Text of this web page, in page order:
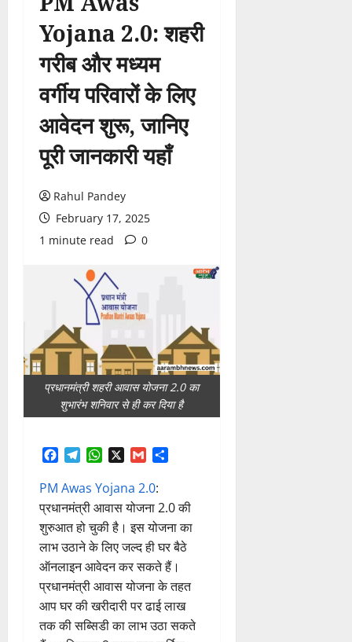
Yojana 2.0: शहरी
गरीब और मध्यम
वर्गीय परिवारों के लिए
आवेदन शुरू, जानिए
पूरी जानकारी यहाँ
Rahul Pandey
February 17, 2025
1 minute read
0
प्रधानमंत्री शहरी आवास योजना 2.0 का
शुभारंभ शनिवार से ही कर दिया है
Facebook
Telegram
WhatsApp
X Gmail
PM Awas Yojana 2.0:
प्रधानमंत्री आवास योजना 2.0 की
शुरुआत हो चुकी है। इस योजना का
लाभ उठाने के लिए जल्द ही घर बैठे
ऑनलाइन आवेदन कर सकते हैं।
प्रधानमंत्री आवास योजना के तहत
आप घर की खरीदारी पर ढाई लाख
तक की सब्सिडी का लाभ उठा सकते